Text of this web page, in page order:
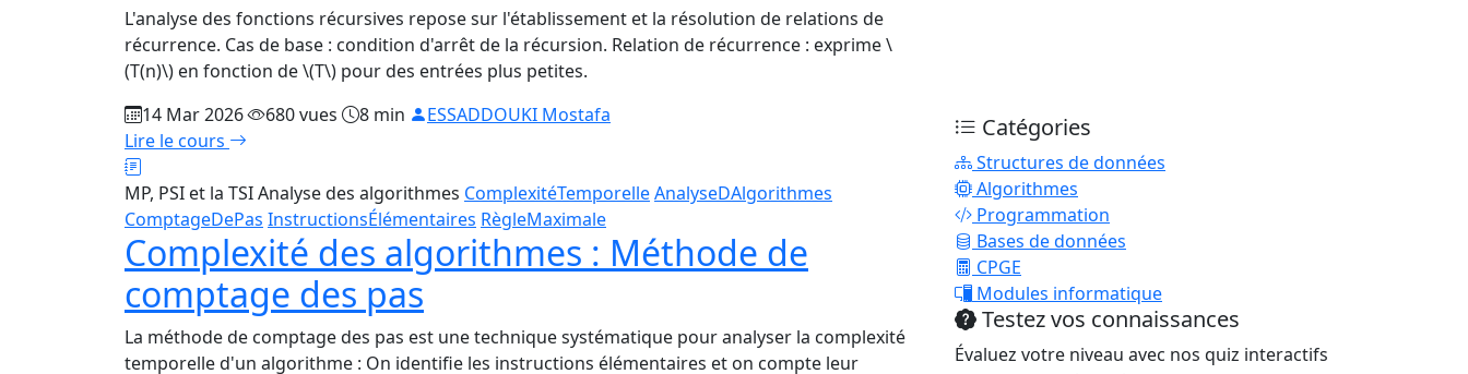
L'analyse des fonctions récursives repose sur l'établissement et la résolution de relations de
récurrence. Cas de base : condition d'arrêt de la récursion. Relation de récurrence : exprime \
(T(n)\) en fonction de \(T\) pour des entrées plus petites.
14 Mar 2026
680 vues 8 min
ESSADDOUKI Mostafa
Lire le cours
MP, PSI et la TSIAnalyse des algorithmes ComplexitéTemporelleAnalyseDAlgorithmes
ComptageDePas InstructionsÉlémentaires RègleMaximale
Complexité des algorithmes : Méthode de
comptage des pas
La méthode de comptage des pas est une technique systématique pour analyser la complexité
temporelle d'un algorithme : On identifie les instructions élémentaires et on compte leur
Catégories
Structures de données
Algorithmes
Programmation
Bases de données
CPGE
Modules informatique
Testez vos connaissances
Évaluez votre niveau avec nos quiz interactifs